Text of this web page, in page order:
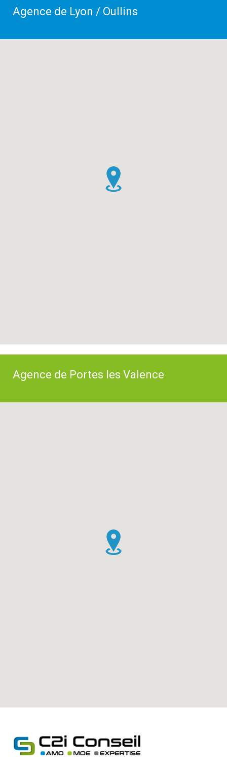
Agence de Lyon / Oullins
Agence de Portes les Valence